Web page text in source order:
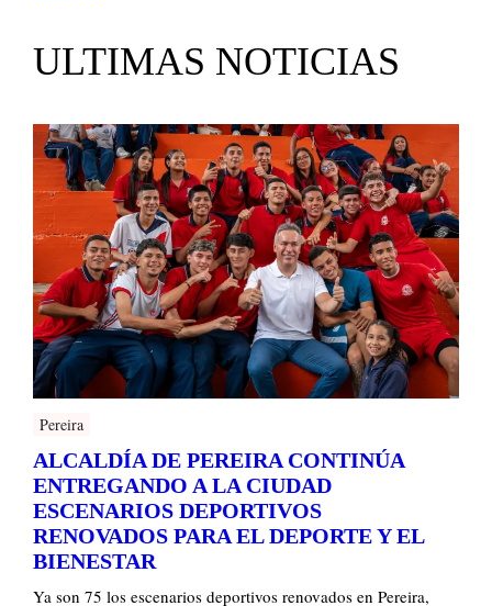
ULTIMAS NOTICIAS
Pereira
ALCALDÍA DE PEREIRA CONTINÚA
ENTREGANDO A LA CIUDAD
ESCENARIOS DEPORTIVOS
RENOVADOS PARA EL DEPORTE Y EL
BIENESTAR
Ya son 75 los escenarios deportivos renovados en Pereira,